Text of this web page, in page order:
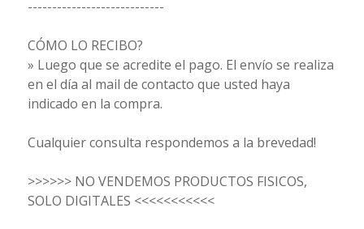
----------------------------
CÓMO LO RECIBO?
» Luego que se acredite el pago. El envío se realiza
en el día al mail de contacto que usted haya
indicado en la compra.
Cualquier consulta respondemos a la brevedad!
>>>>>> NO VENDEMOS PRODUCTOS FISICOS,
SOLO DIGITALES <<<<<<<<<<<